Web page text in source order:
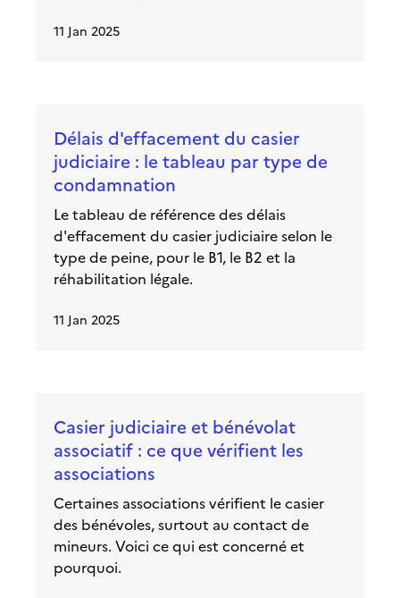
11 Jan 2025
Délais d'effacement du casier
judiciaire : le tableau par type de
condamnation
Le tableau de référence des délais
d'effacement du casier judiciaire selon le
type de peine, pour le B1, le B2 et la
réhabilitation légale.
11 Jan 2025
Casier judiciaire et bénévolat
associatif : ce que vérifient les
associations
Certaines associations vérifient le casier
des bénévoles, surtout au contact de
mineurs. Voici ce qui est concerné et
pourquoi.